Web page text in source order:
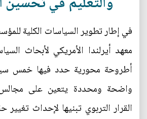
في إطار تطوير السياسات الكلية
أطروحة محورية حدد فيها خمس
واضحة ومحددة يتعين على
القرار التربوي تبنيها لإحداث